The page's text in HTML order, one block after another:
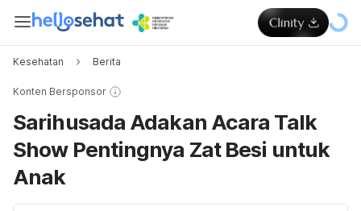
Kesehatan Berita
Konten Bersponsor
Sarihusada Adakan Acara Talk
Show Pentingnya Zat Besi untuk
Anak